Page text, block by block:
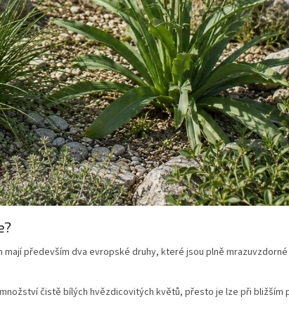
mají především dva evropské druhy, které jsou plně
čistě bílých hvězdicovitých květů, přesto je lze při bližším